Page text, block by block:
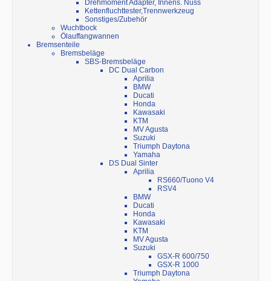
Drehmoment Adapter, Innens. Nuss
Kettenfluchttester,Trennwerkzeug
Sonstiges/Zubehör
Wuchtbock
Ölauffangwannen
Bremsenteile
Bremsbeläge
SBS-Bremsbeläge
DC Dual Carbon
Aprilia
BMW
Ducati
Honda
Kawasaki
KTM
MV Agusta
Suzuki
Triumph Daytona
Yamaha
DS Dual Sinter
Aprilia
RS660/Tuono V4
RSV4
BMW
Ducati
Honda
Kawasaki
KTM
MV Agusta
Suzuki
GSX-R 600/750
GSX-R 1000
Triumph Daytona